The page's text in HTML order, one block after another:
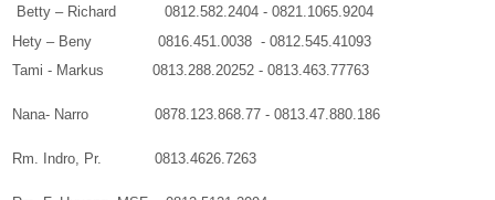
Betty – Richard 0812.582.2404 - 0821.1065.9204
Hety – Beny 0816.451.0038 - 0812.545.41093
Tami - Markus 0813.288.20252 - 0813.463.77763
Nana- Narro 0878.123.868.77 - 0813.47.880.186
Rm. Indro, Pr. 0813.4626.7263